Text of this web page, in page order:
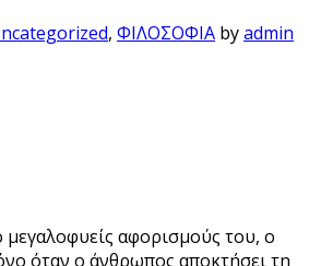
, ΦΙΛΟΣΟΦΙΑ byadmin
μεγαλοφυείς αφορισμούς του, ο
όταν ο άνθρωπος αποκτήσει τη